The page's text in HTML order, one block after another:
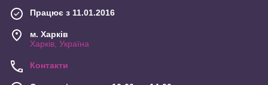
Працює з 11.01.2016
м. Харків
Харків, Україна
Контакти